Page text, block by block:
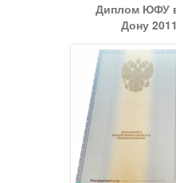
Диплом ЮФУ
Дону